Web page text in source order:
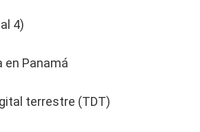
4)
en Panamá
terrestre (TDT)